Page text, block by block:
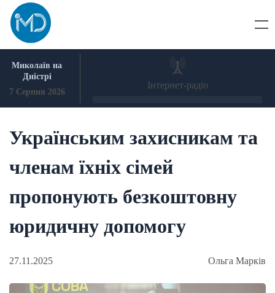
Skip
content
Миколаїв на
Дністрі
7 Серпня 2026
Інтернет-радіо
Українським захисникам та
членам їхніх сімей
пропонують безкоштовну
юридичну допомогу
27.11.2025 Ольга Марків